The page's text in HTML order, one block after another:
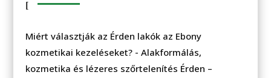
Miért választják az Érden lakók az Ebony
kozmetikai kezeléseket? -Alakformálás,
kozmetika és lézeres szőrtelenítés Érden –